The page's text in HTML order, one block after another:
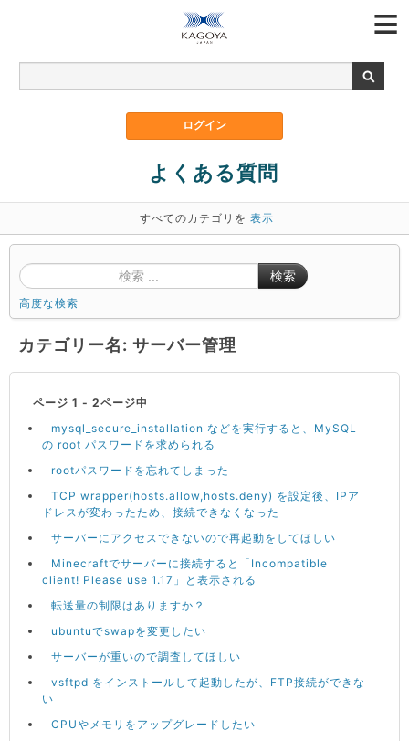
よくある質問
すべてのカテゴリを 表示
検索
高度な検索
カテゴリー名: サーバー管理
ページ 1 - 2ページ中
mysql_secure_installation などを実行すると、MySQL
の root パスワードを求められる
rootパスワードを忘れてしまった
TCP wrapper(hosts.allow,hosts.deny) を設定後、IPア
ドレスが変わったため、接続できなくなった
サーバーにアクセスできないので再起動をしてほしい
Minecraftでサーバーに接続すると「Incompatible
client! Please use 1.17」と表示される
転送量の制限はありますか？
ubuntuでswapを変更したい
サーバーが重いので調査してほしい
vsftpd をインストールして起動したが、FTP接続ができな
い
CPUやメモリをアップグレードしたい